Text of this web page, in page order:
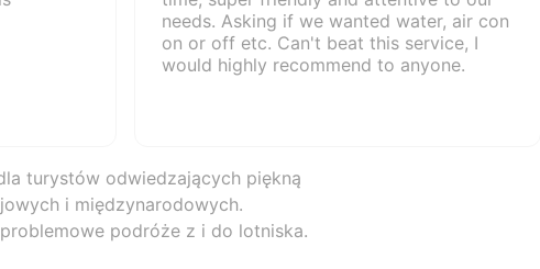
needs. Asking if we wanted water, air con
on or off etc. Can't beat this service, I
would highly recommend to anyone.
turystów odwiedzających piękną
i międzynarodowych.
podróże z i do lotniska.